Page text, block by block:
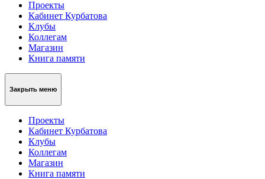
Проекты
Кабинет Курбатова
Клубы
Коллегам
Магазин
Книга памяти
Закрыть меню
Проекты
Кабинет Курбатова
Клубы
Коллегам
Магазин
Книга памяти